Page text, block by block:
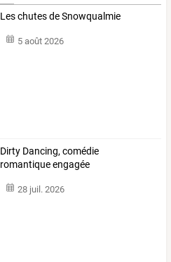
Les chutes de Snowqualmie
5 août 2026
Dirty Dancing, comédie
romantique engagée
28 juil. 2026